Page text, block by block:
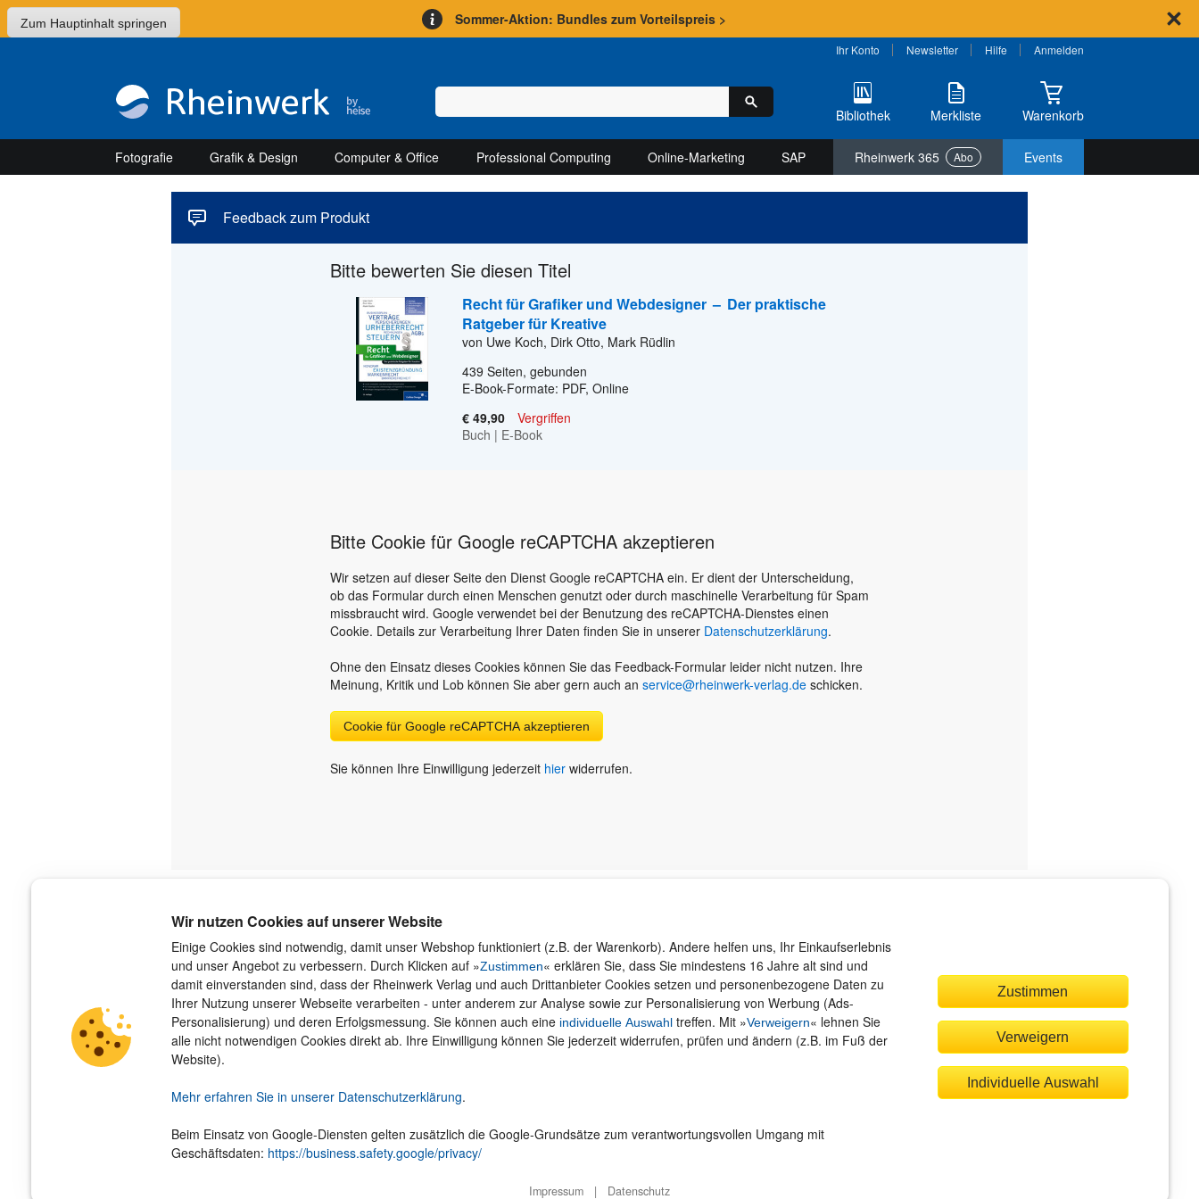
Wir nutzen Cookies auf unserer Website
Einige Cookies sind notwendig, damit unser Webshop funktioniert (z.B. der Warenkorb). Andere helfen uns, Ihr Einkaufserlebnis
und unser Angebot zu verbessern. Durch Klicken auf »Zustimmen« erklären Sie, dass Sie mindestens 16 Jahre alt sind und
damit einverstanden sind, dass der Rheinwerk Verlag und auch Drittanbieter Cookies setzen und personenbezogene Daten zu
Ihrer Nutzung unserer Webseite verarbeiten - unter anderem zur Analyse sowie zur Personalisierung von Werbung (Ads-
Personalisierung) und deren Erfolgsmessung. Sie können auch eine individuelle Auswahltreffen. Mit »Verweigern« lehnen Sie
alle nicht notwendigen Cookies direkt ab. Ihre Einwilligung können Sie jederzeit widerrufen, prüfen und ändern (z.B. im Fuß der
Website).
Mehr erfahren Sie in unserer Datenschutzerklärung.
Beim Einsatz von Google-Diensten gelten zusätzlich die Google-Grundsätze zum verantwortungsvollen Umgang mit
Geschäftsdaten: https://business.safety.google/privacy/
Zustimmen
Verweigern
Individuelle Auswahl
Impressum | Datenschutz
Zum Hauptinhalt springen Sommer-Aktion: Bundles zum Vorteilspreis >
Ihr Konto Newsletter Hilfe Anmelden
Bibliothek Merkliste Warenkorb
Fotografie Grafik & Design Computer & Office Professional Computing Online-Marketing SAP Rheinwerk 365 Abo Events
Feedback zum Produkt
Bitte bewerten Sie diesen Titel
Recht für Grafiker und Webdesigner – Der praktische
Ratgeber für Kreative
von Uwe Koch, Dirk Otto, Mark Rüdlin
439 Seiten, gebunden
E-Book-Formate: PDF, Online
€ 49,90
Vergriffen
Buch | E-Book
Bitte Cookie für Google reCAPTCHA akzeptieren
Wir setzen auf dieser Seite den Dienst Google reCAPTCHA ein. Er dient der Unterscheidung,
ob das Formular durch einen Menschen genutzt oder durch maschinelle Verarbeitung für Spam
missbraucht wird. Google verwendet bei der Benutzung des reCAPTCHA-Dienstes einen
Cookie. Details zur Verarbeitung Ihrer Daten finden Sie in unserer Datenschutzerklärung.
Ohne den Einsatz dieses Cookies können Sie das Feedback-Formular leider nicht nutzen. Ihre
Meinung, Kritik und Lob können Sie aber gern auch an service@rheinwerk-verlag.de schicken.
Cookie für Google reCAPTCHA akzeptieren
Sie können Ihre Einwilligung jederzeit hier widerrufen.
Über uns
Der Verlag
Das Team
Unsere Autorinnen und Autoren
Jobs
Barrierefreiheit
Nachhaltigkeit
Hinweis­geber­schutz­gesetz
Kontakt
Newsletter
Für Unternehmen
Presseservice
Dozentenservice
Produktfeedback
Foreign Rights
Versand und Zahlung
Widerruf und Rückgabe
Merchandise
AGB
Datenschutz
Vertrag widerrufen
Wir sind gerne für Sie da!
service@rheinwerk-verlag.de
Rechnung